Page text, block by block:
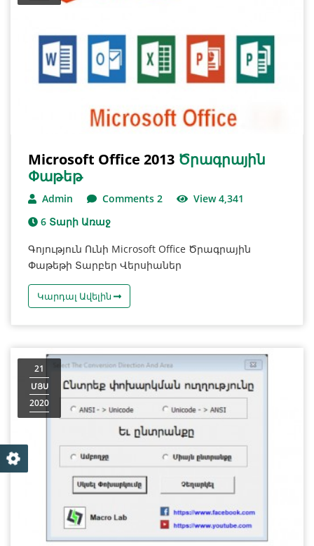
Microsoft Office 2013 Ծրագրային
Փաթեթ
Admin Comments 2
View 4,341
6 Տարի Առաջ
Գոյություն Ունի Microsoft Office Ծրագրային
Փաթեթի Տարբեր Վերսիաներ
Կարդալ Ավելին
21
ՄՅՍ
2020